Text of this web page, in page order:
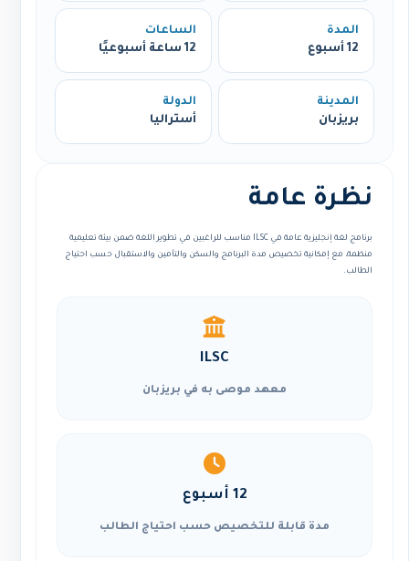
المدة
12 أسبوع
الساعات
12 ساعة أسبوعيًا
المدينة
بريزبان
الدولة
أستراليا
نظرة عامة
برنامج لغة إنجليزية عامة في ILSC مناسب للراغبين في تطوير اللغة ضمن بيئة تعليمية
منظمة، مع إمكانية تخصيص مدة البرنامج والسكن والتأمين والاستقبال حسب احتياج
الطالب.
ILSC
معهد موصى به في بريزبان
12 أسبوع
مدة قابلة للتخصيص حسب احتياج الطالب